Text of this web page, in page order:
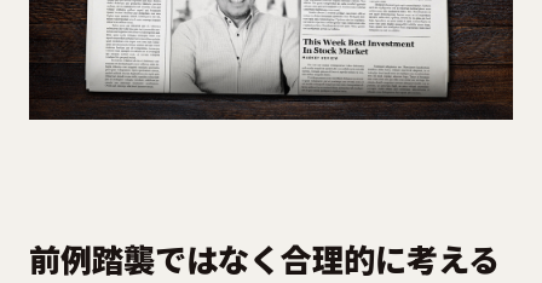
前例踏襲ではなく合理的に考える